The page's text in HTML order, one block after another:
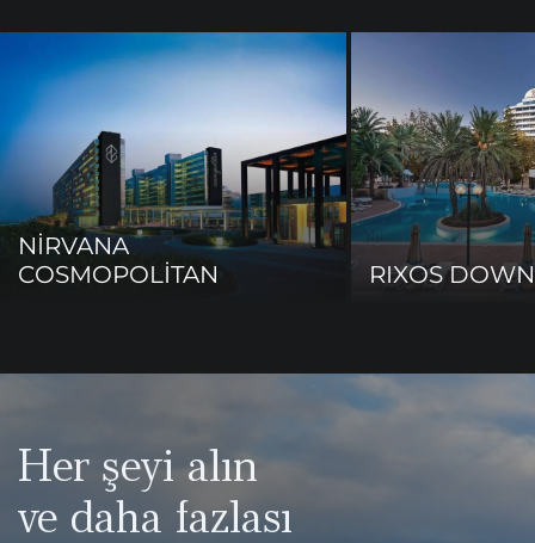
NİRVANA
COSMOPOLİTAN
RIXOS
Her şeyi alın
ve daha fazlası